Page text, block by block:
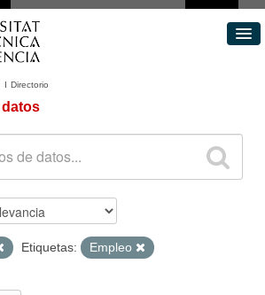
I Directorio
Etiquetas:
Empleo